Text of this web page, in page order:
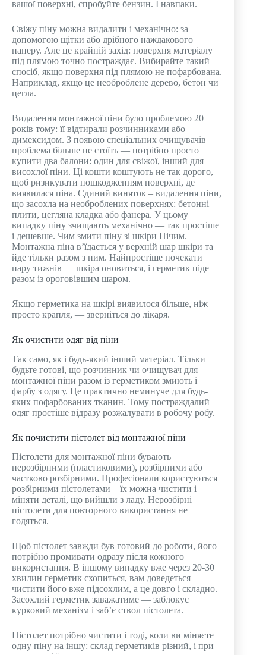
вашої поверхні, спробуйте бензин. І навпаки.
Свіжу піну можна видалити і механічно: за
допомогою щітки або дрібного наждакового
паперу. Але це крайній захід: поверхня матеріалу
під плямою точно постраждає. Вибирайте такий
спосіб, якщо поверхня під плямою не пофарбована.
Наприклад, якщо це необроблене дерево, бетон чи
цегла.
Видалення монтажної піни було проблемою 20
років тому: її відтирали розчинниками або
димексидом. З появою спеціальних очищувачів
проблема більше не стоїть — потрібно просто
купити два балони: один для свіжої, інший для
висохлої піни. Ці кошти коштують не так дорого,
щоб ризикувати пошкодженням поверхні, де
виявилася піна. Єдиний виняток – видалення піни,
що засохла на необроблених поверхнях: бетонні
плити, цегляна кладка або фанера. У цьому
випадку піну зчищають механічно — так простіше
і дешевше. Чим змити піну зі шкіри Нічим.
Монтажна піна в’їдається у верхній шар шкіри та
йде тільки разом з ним. Найпростіше почекати
пару тижнів — шкіра оновиться, і герметик піде
разом із ороговівшим шаром.
Якщо герметика на шкірі виявилося більше, ніж
просто крапля, — зверніться до лікаря.
Як очистити одяг від піни
Так само, як і будь-який інший матеріал. Тільки
будьте готові, що розчинник чи очищувач для
монтажної піни разом із герметиком змиють і
фарбу з одягу. Це практично неминуче для будь-
яких пофарбованих тканин. Тому постраждалий
одяг простіше відразу розжалувати в робочу робу.
Як почистити пістолет від монтажної піни
Пістолети для монтажної піни бувають
нерозбірними (пластиковими), розбірними або
частково розбірними. Професіонали користуються
розбірними пістолетами – їх можна чистити і
міняти деталі, що вийшли з ладу. Нерозбірні
пістолети для повторного використання не
годяться.
Щоб пістолет завжди був готовий до роботи, його
потрібно промивати одразу після кожного
використання. В іншому випадку вже через 20-30
хвилин герметик схопиться, вам доведеться
чистити його вже підсохлим, а це довго і складно.
Засохлий герметик заважатиме — заблокує
курковий механізм і заб’є ствол пістолета.
Пістолет потрібно чистити і тоді, коли ви міняєте
одну піну на іншу: склад герметиків різний, і при